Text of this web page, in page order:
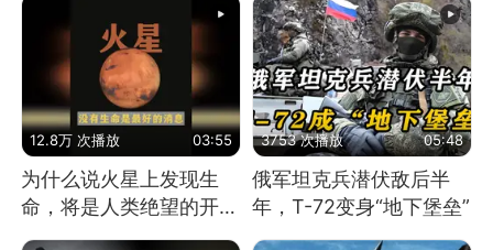
12.8万 次播放 03:55
为什么说火星上发现生
命，将是人类绝望的开
始？
3753 次播放 05:48
俄军坦克兵潜伏敌后半
年，T-72变身“地下堡垒”